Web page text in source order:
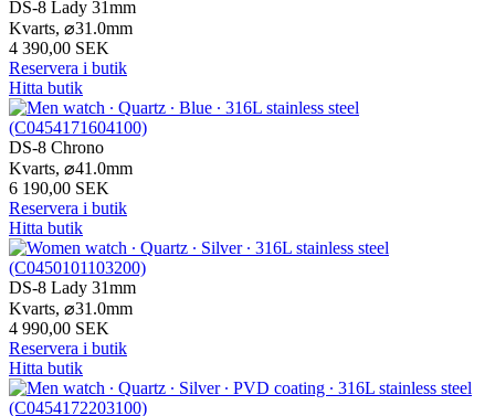
DS-8 Lady 31mm
Kvarts, ⌀31.0mm
4 390,00 SEK
Reservera i butik
Hitta butik
DS-8 Chrono
Kvarts, ⌀41.0mm
6 190,00 SEK
Reservera i butik
Hitta butik
DS-8 Lady 31mm
Kvarts, ⌀31.0mm
4 990,00 SEK
Reservera i butik
Hitta butik